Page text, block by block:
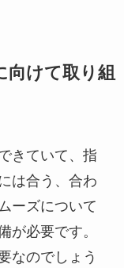
向けて取り組
きていて、指
は合う、合わ
ーズについて
が必要です。
なのでしょう